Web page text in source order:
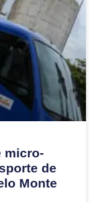
micro-
de
Monte